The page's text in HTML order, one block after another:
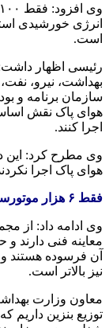
انرژی خورشیدی
است.
رئیسی اظهار
بهداشت، نیرو،
سازمان برنامه و
هوای پاک نقش
اجرا کنند.
هوای پاک اجرا
فقط ۶ هزار موتورسیکلت آن معاینه فنی دارند
آن فرسوده هستند و
نیز بالاتر است.